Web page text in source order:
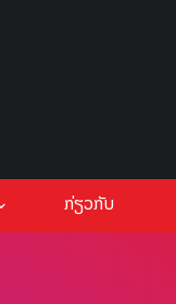
ກ່ຽວກັບ